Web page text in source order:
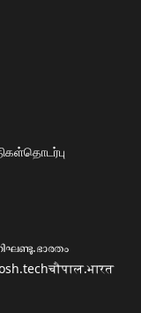
தொடர்பு
चौपाल.भारत